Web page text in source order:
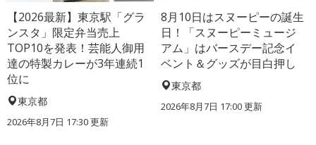
【2026最新】東京駅「グラ
ンスタ」限定弁当売上
TOP10を発表！芸能人御用
達の特製カレーが3年連続1
位に
東京都
2026年8月7日 17:30更新
8月10日はスヌーピーの誕生
日！「スヌーピーミュージ
アム」はバースデー記念イ
ベント＆グッズが目白押し
東京都
2026年8月7日 17:00更新